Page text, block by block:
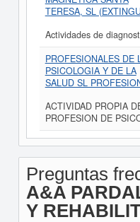
TERESA, SL
Actividades de
PROFESIONALES DE
PSICOLOGIA Y DE LA
SALUD SL
ACTIVIDAD PROPIA
PROFESION DE
Preguntas
A&A
Y